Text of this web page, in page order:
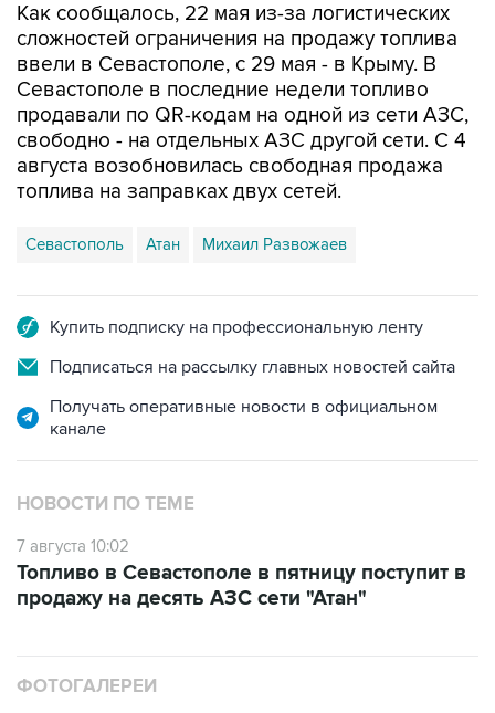
Как сообщалось, 22 мая из-за логистических
сложностей ограничения на продажу топлива
ввели в Севастополе, с 29 мая - в Крыму. В
Севастополе в последние недели топливо
продавали по QR-кодам на одной из сети АЗС,
свободно - на отдельных АЗС другой сети. С 4
августа возобновилась свободная продажа
топлива на заправках двух сетей.
Севастополь Атан Михаил Развожаев
Купить подписку на профессиональную ленту
Подписаться на рассылку главных новостей сайта
Получать оперативные новости в официальном
канале
НОВОСТИ ПО ТЕМЕ
7 августа 10:02
Топливо в Севастополе в пятницу поступит в
продажу на десять АЗС сети "Атан"
ФОТОГАЛЕРЕИ